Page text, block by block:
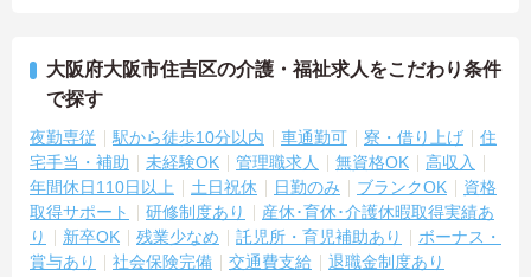
大阪府大阪市住吉区の介護・福祉求人をこだわり条件
で探す
夜勤専従 駅から徒歩10分以内 車通勤可 寮・借り上げ
住
宅手当・補助
未経験OK 管理職求人 無資格OK
高収入
年間休日110日以上
土日祝休 日勤のみ ブランクOK
資格
取得サポート
研修制度あり
産休･育休･介護休暇取得実績あ
り
新卒OK 残業少なめ 託児所・育児補助あり
ボーナス・
賞与あり
社会保険完備 交通費支給 退職金制度あり